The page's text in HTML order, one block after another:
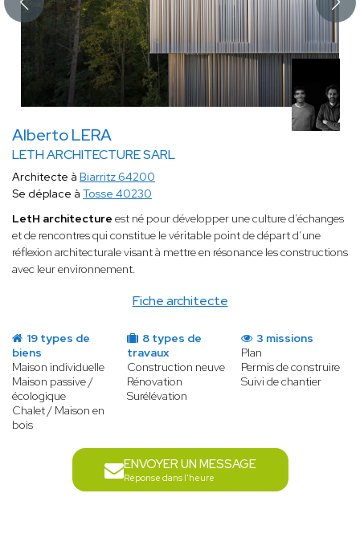
Alberto LERA
LETH ARCHITECTURE SARL
Fiche architecte
Architecte à Biarritz 64200
Se déplace à Tosse 40230
LetH architecture est né pour développer une culture d’échanges
et de rencontres qui constitue le véritable point de départ d’une
réflexion architecturale visant à mettre en résonance les constructions
avec leur environnement.
19 types de
biens
Maison individuelle
Maison passive /
écologique
Chalet / Maison en
bois
8 types de
travaux
Construction neuve
Rénovation
Surélévation
3 missions
Plan
Permis de construire
Suivi de chantier
ENVOYER UN MESSAGE
Réponse dans l'heure